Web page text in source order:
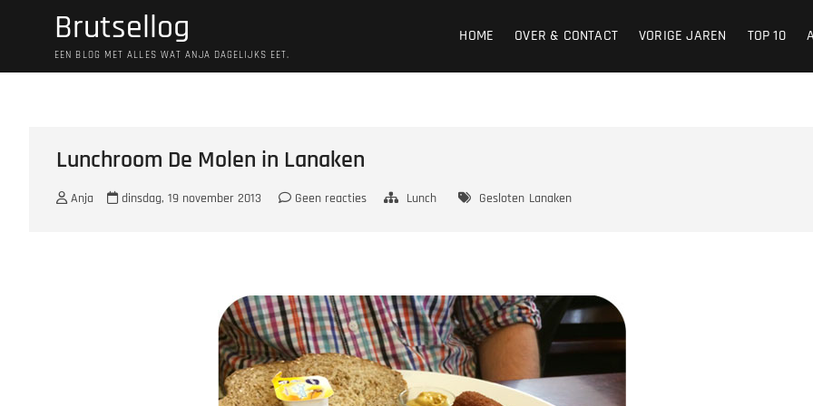
Brutsellog
EEN BLOG MET ALLES WAT ANJA DAGELIJKS EET.
HOME OVER & CONTACT VORIGE JAREN TOP 10
Lunchroom De Molen in Lanaken
Anja dinsdag, 19 november 2013 Geen reacties Lunch Gesloten Lanaken